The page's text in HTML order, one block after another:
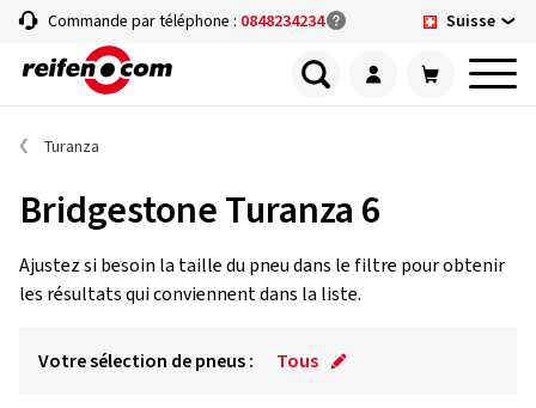
Commande par téléphone : 0848234234 Suisse
Turanza
Bridgestone Turanza 6
Ajustez si besoin la taille du pneu dans le filtre pour obtenir
les résultats qui conviennent dans la liste.
Votre sélection de pneus : Tous